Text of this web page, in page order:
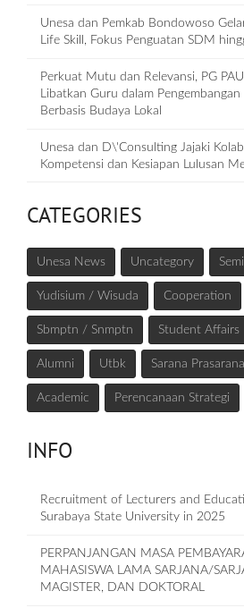
Unesa dan Pemkab Bondowoso
Life Skill, Fokus Penguatan SDM
Perkuat Mutu dan Relevansi, PG
Libatkan Guru dalam Pengembangan
Berbasis Budaya Lokal
Unesa dan D\'Consulting Jajaki
Kompetensi dan Kesiapan Lulusan
CATEGORIES
Unesa News Uncategory
Yudisium / Wisuda Cooperation
Sbmptn / Snmptn Student Affairs
Alumni Utbk Sarana Prasarana
Academic Perencanaan Strategi
INFO
Recruitment of Lecturers and
Surabaya State University in 2025
PERPANJANGAN MASA
MAHASISWA LAMA SARJANA/
MAGISTER, DAN DOKTORAL